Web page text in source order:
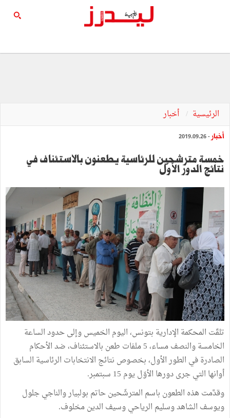
الرئيسية أخبار
أخبار - 2019.09.26
خمسة مترشحين للرئاسية يطعنون بالاستئناف في
نتائج الدور الأوّل
تلقّت المحكمة الإدارية بتونس، اليوم الخميس وإلى حدود الساعة
الخامسة والنصف مساء، 5 ملفات طعن بالاستئناف، ضد الأحكام
الصادرة في الطور الأول، بخصوص نتائج الانتخابات الرئاسية السابق
أوانها التي جرى دورها الأوّل يوم 15 سبتمبر.
وقدَّمت هذه الطعون باسم المترشّحين حاتم بولبيار والناجي جلول
ويوسف الشاهد وسليم الرياحي وسيف الدين مخلوف.